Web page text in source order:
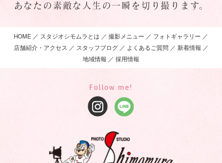
あなたの素敵な人生の一瞬を切り撮ります。
HOME スタジオシモムラとは 撮影メニュー
フォトギャラリー
店舗紹介・アクセス
スタッフブログ よくあるご質問
新着情報
地域情報
採用情報
Follow me!